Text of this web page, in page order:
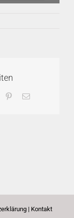
Pinterest
E-
| Kontakt